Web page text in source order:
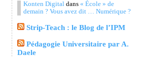
Konten Digitaldans « École » de
demain ? Vous avez dit … Numérique ?
Strip-Teach : le Blog de l’IPM
Pédagogie Universitaire par A.
Daele